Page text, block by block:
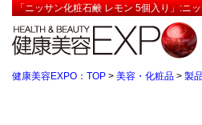
「ニッサン化粧石鹸 レモン 5個入り」:ニ
健康美容EXPO：TOP > 美容・化粧品 > 製